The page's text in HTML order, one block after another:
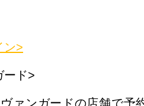
ン>
ード>
ァンガードの店舗で予